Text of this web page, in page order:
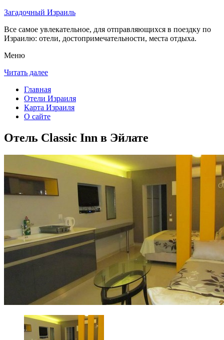
Загадочный Израиль
Все самое увлекательное, для отправляющихся в поездку по
Израилю: отели, достопримечательности, места отдыха.
Меню
Читать далее
Главная
Отели Израиля
Карта Израиля
О сайте
Отель Classic Inn в Эйлате